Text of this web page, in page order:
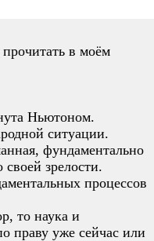
в моём
Ньютоном.
ситуации.
фундаментально
зрелости.
процессов
то наука и
праву уже сейчас или